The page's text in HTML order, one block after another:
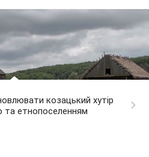
козацький хутір
та етнопоселенням